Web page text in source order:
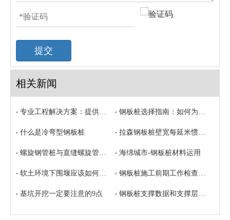
提交
相关新闻
什么是冷弯型钢板桩
海绵城市-钢板桩材料运用
基坑开挖一定要注意的9点